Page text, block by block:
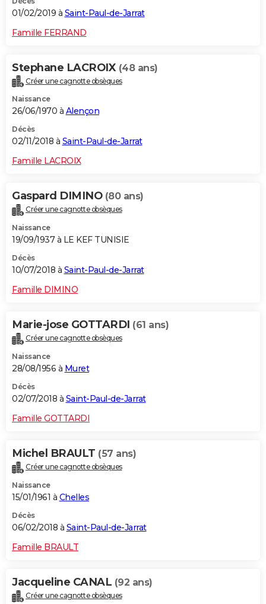
01/02/2019 à Saint-Paul-de-Jarrat
Famille FERRAND
Stephane LACROIX (48 ans)
Créer une cagnotte obsèques
Naissance
26/06/1970 à Alençon
Décès
02/11/2018 à Saint-Paul-de-Jarrat
Famille LACROIX
Gaspard DIMINO (80 ans)
Créer une cagnotte obsèques
Naissance
19/09/1937 à LE KEF TUNISIE
Décès
10/07/2018 à Saint-Paul-de-Jarrat
Famille DIMINO
Marie-jose GOTTARDI (61 ans)
Créer une cagnotte obsèques
Naissance
28/08/1956 à Muret
Décès
02/07/2018 à Saint-Paul-de-Jarrat
Famille GOTTARDI
Michel BRAULT (57 ans)
Créer une cagnotte obsèques
Naissance
15/01/1961 à Chelles
Décès
06/02/2018 à Saint-Paul-de-Jarrat
Famille BRAULT
Jacqueline CANAL (92 ans)
Créer une cagnotte obsèques